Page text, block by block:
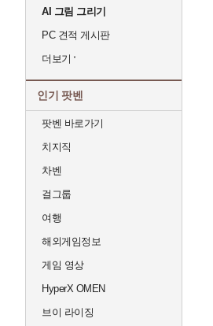
AI 그림 그리기
PC 견적 게시판
더보기
인기 팟벤
팟벤 바로가기
치지직
차벤
걸그룹
여행
해외게임정보
게임 영상
HyperX OMEN
브이 라이징